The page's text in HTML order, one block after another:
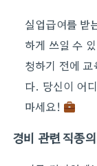
실업급여를 받
하게 쓰일 수
청하기 전에
다. 당신이 어
마세요!
경비 관련 직종